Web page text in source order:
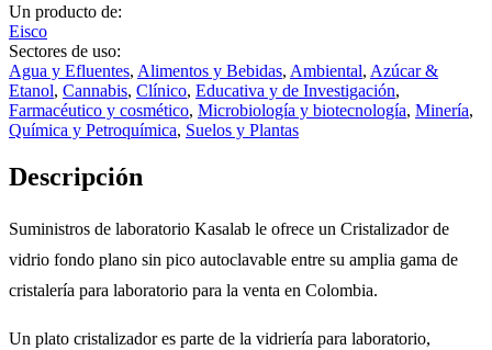
Un producto de:
Eisco
Sectores de uso:
Agua y Efluentes, Alimentos y Bebidas, Ambiental, Azúcar &
Etanol, Cannabis, Clínico, Educativa y de Investigación,
Farmacéutico y cosmético, Microbiología y biotecnología, Minería,
Química y Petroquímica, Suelos y Plantas
Descripción
Suministros de laboratorio Kasalab le ofrece un Cristalizador de
vidrio fondo plano sin pico autoclavable entre su amplia gama de
cristalería para laboratorio para la venta en Colombia.
Un plato cristalizador es parte de la vidriería para laboratorio,